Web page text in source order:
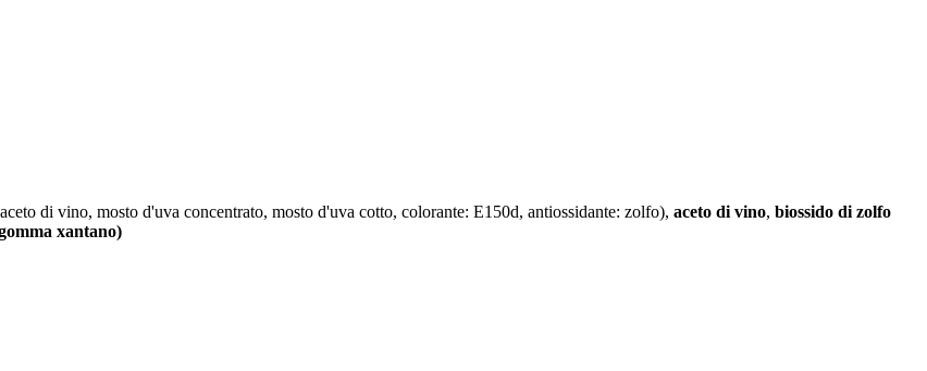
di vino, mosto d'uva concentrato, mosto d'uva cotto, colorante: E150d, antiossidante: zolfo), aceto di vino, biossido di zolfo
xantano)